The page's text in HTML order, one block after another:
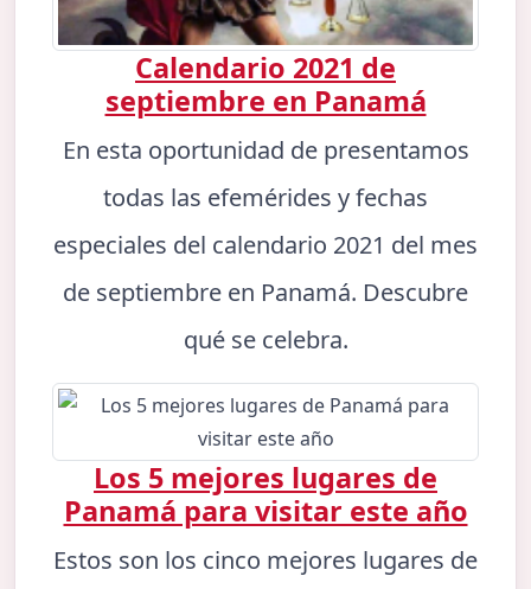
Calendario 2021 de
septiembre en Panamá
En esta oportunidad de presentamos
todas las efemérides y fechas
especiales del calendario 2021 del mes
de septiembre en Panamá. Descubre
qué se celebra.
Los 5 mejores lugares de
Panamá para visitar este año
Estos son los cinco mejores lugares de